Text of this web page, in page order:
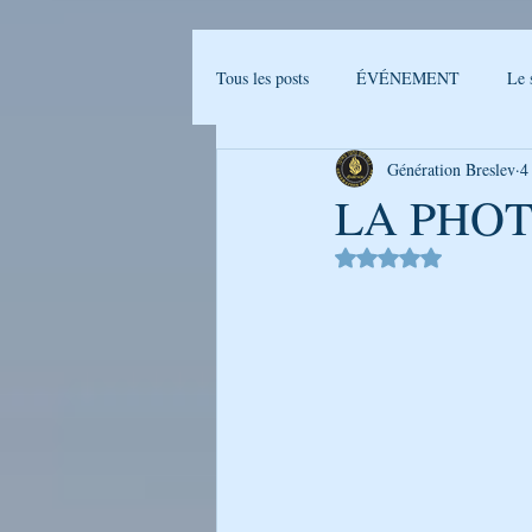
Tous les posts ÉVÉNEMENT Le
Actualités Breslev L'univers de
Ma journée avec Rabenou - Etude jou
LA
Génération Breslev
Noté NaN étoiles sur